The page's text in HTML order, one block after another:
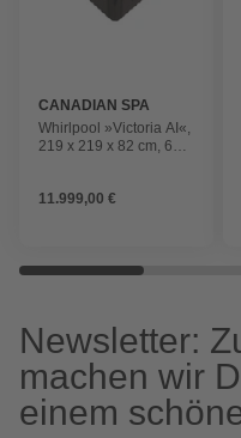
CANADIAN SPA
Whirlpool »Victoria AI«,
219 x 219 x 82 cm, 6
11.999,00 €
Newsletter:
machen wir
einem